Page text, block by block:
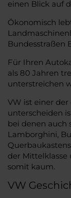
einen Blick auf
Ökonomisch
Bundesstraßen
Für Ihren
als 80 Jahren
unterstreichen
VW ist einer
unterscheiden
bei denen auch
Lamborghini,
der Mittelklasse
somit kaum.
VW